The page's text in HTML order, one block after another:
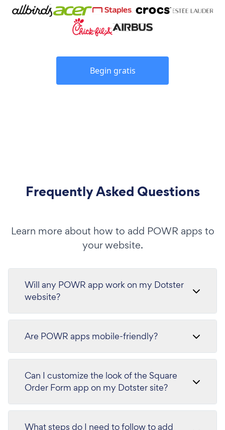
Begin gratis
Frequently Asked Questions
Learn more about how to add POWR apps to
your website.
Will any POWR app work on my Dotster
website?
Are POWR apps mobile-friendly?
Can I customize the look of the Square
Order Form app on my Dotster site?
What steps do I need to follow to add